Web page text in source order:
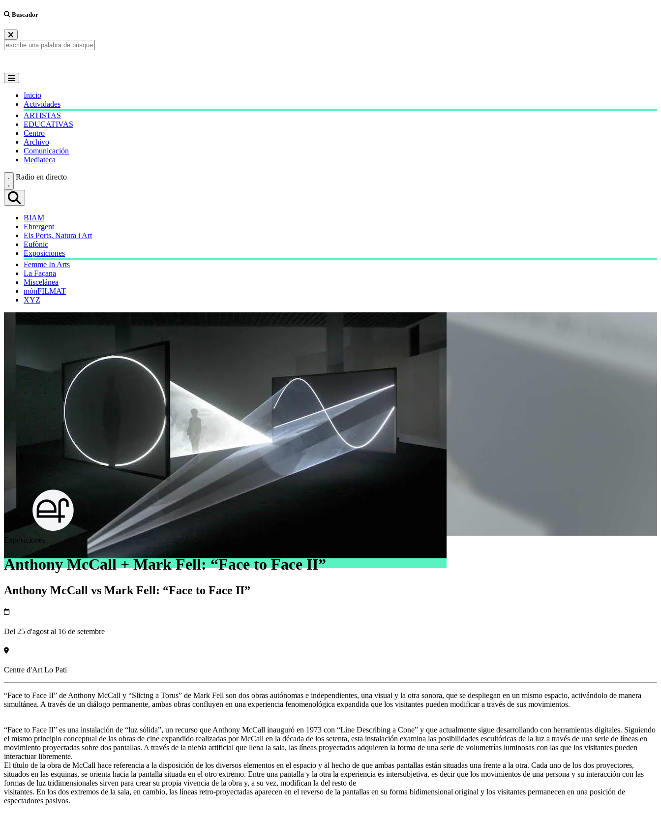
Buscador
Inicio
Actividades
ARTISTAS
EDUCATIVAS
Centro
Archivo
Comunicación
Mediateca
Radio en directo
BIAM
Ebrergent
Els Ports, Natura i Art
Eufònic
Exposiciones
Femme In Arts
La Façana
Miscelánea
mónFILMAT
XYZ
Exposiciones
Anthony McCall + Mark Fell: “Face to Face II”
Anthony McCall vs Mark Fell: “Face to Face II”
Del 25 d'agost al 16 de setembre
Centre d'Art Lo Pati
“Face to Face II” de Anthony McCall y “Slicing a Torus” de Mark Fell son dos obras autónomas e independientes, una visual y la otra sonora, que se despliegan en un mismo espacio, activándolo de manera
simultánea. A través de un diálogo permanente, ambas obras confluyen en una experiencia fenomenológica expandida que los visitantes pueden modificar a través de sus movimientos.
“Face to Face II” es una instalación de “luz sólida”, un recurso que Anthony McCall inauguró en 1973 con “Line Describing a Cone” y que actualmente sigue desarrollando con herramientas digitales. Siguiendo
el mismo principio conceptual de las obras de cine expandido realizadas por McCall en la década de los setenta, esta instalación examina las posibilidades escultóricas de la luz a través de una serie de líneas en
movimiento proyectadas sobre dos pantallas. A través de la niebla artificial que llena la sala, las líneas proyectadas adquieren la forma de una serie de volumetrías luminosas con las que los visitantes pueden
interactuar libremente.
El título de la obra de McCall hace referencia a la disposición de los diversos elementos en el espacio y al hecho de que ambas pantallas están situadas una frente a la otra. Cada uno de los dos proyectores,
situados en las esquinas, se orienta hacia la pantalla situada en el otro extremo. Entre una pantalla y la otra la experiencia es intersubjetiva, es decir que los movimientos de una persona y su interacción con las
formas de luz tridimensionales sirven para crear su propia vivencia de la obra y, a su vez, modifican la del resto de
visitantes. En los dos extremos de la sala, en cambio, las líneas retro-proyectadas aparecen en el reverso de la pantallas en su forma bidimensional original y los visitantes permanecen en una posición de
espectadores pasivos.